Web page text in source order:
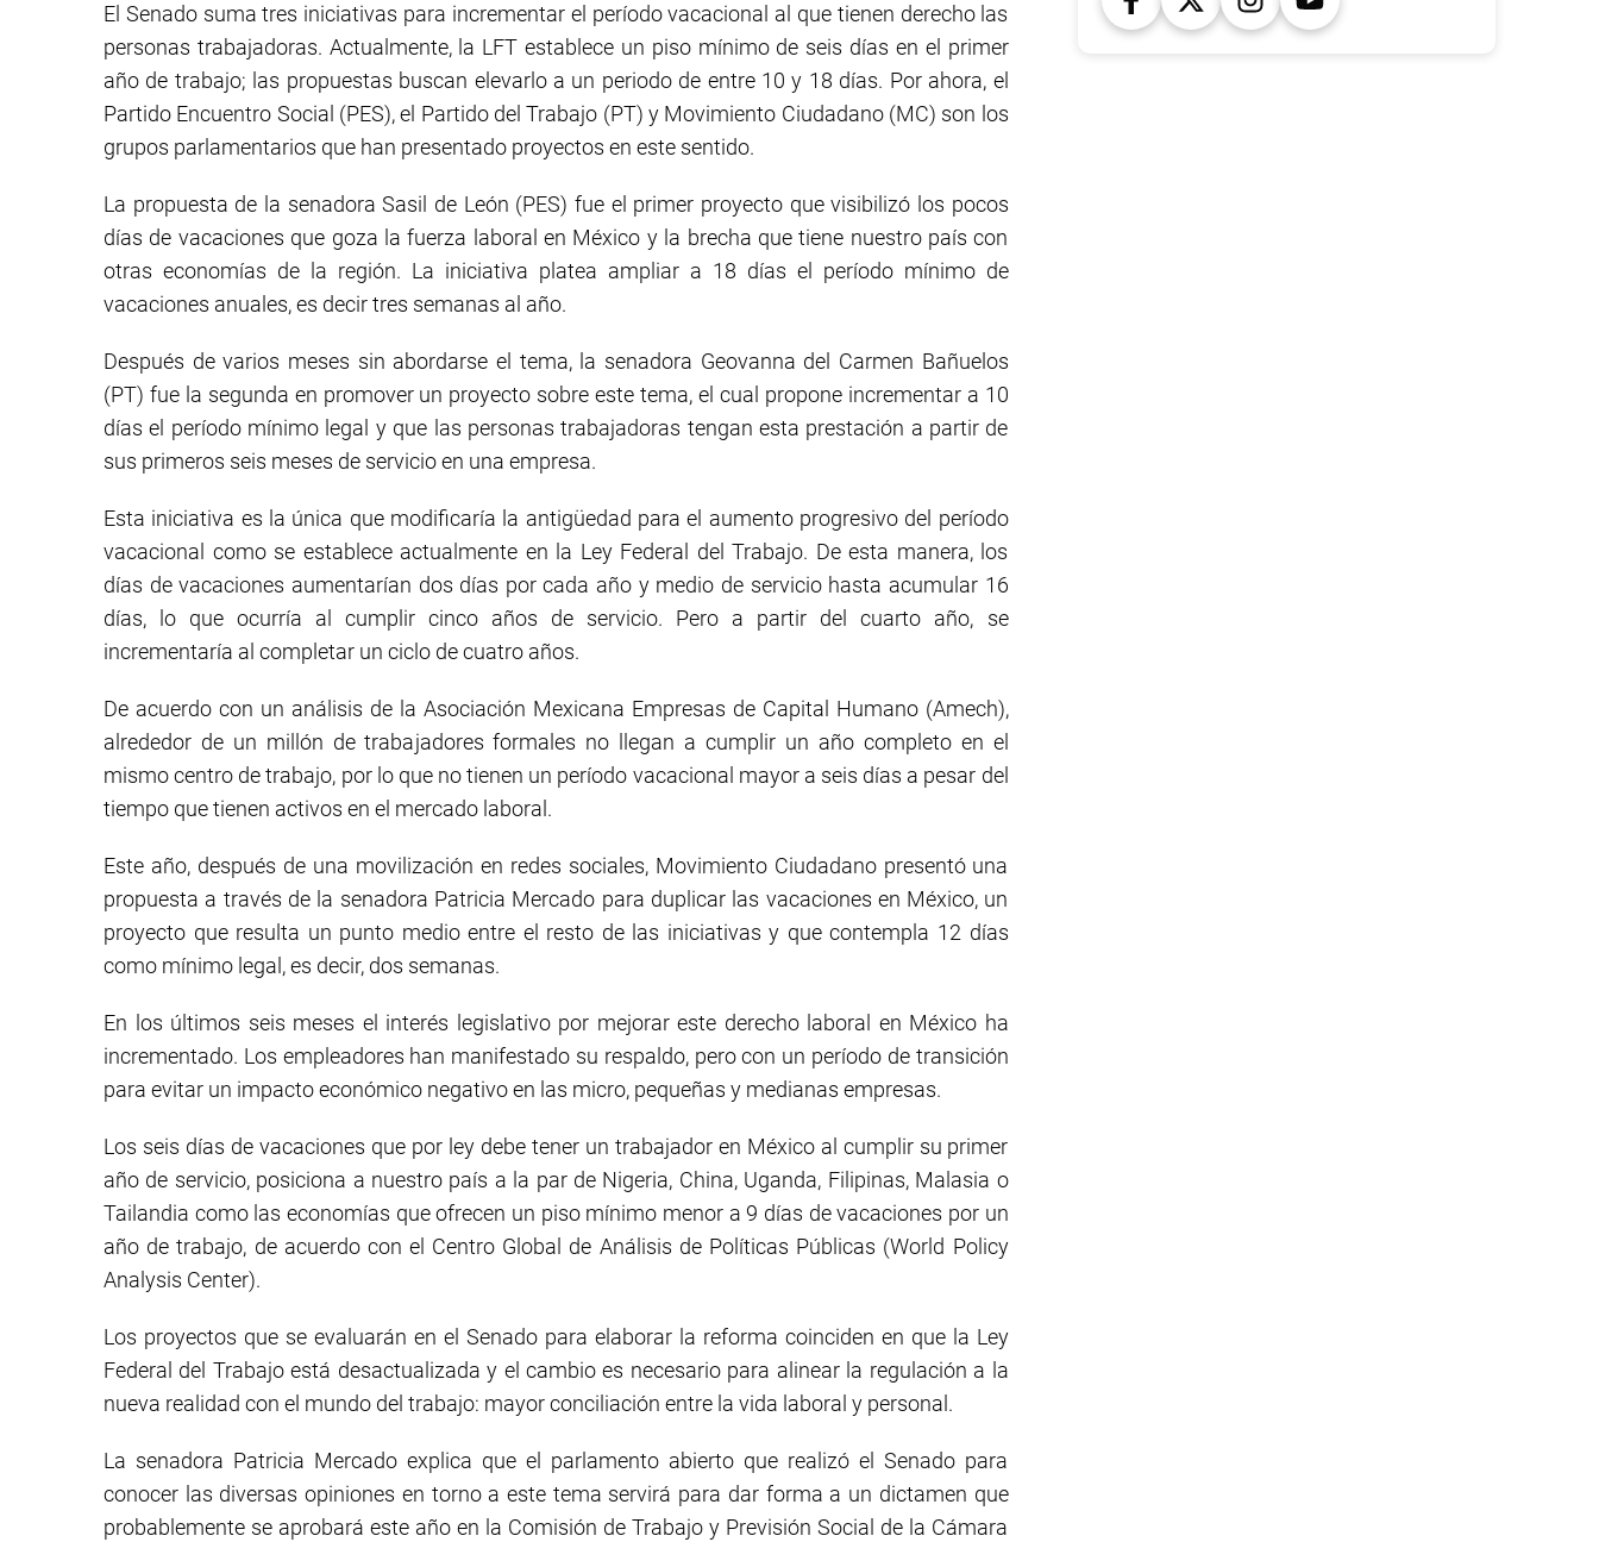
El Senado suma tres iniciativas para incrementar el período vacacional al que tienen derecho las
personas trabajadoras. Actualmente, la LFT establece un piso mínimo de seis días en el primer
año de trabajo; las propuestas buscan elevarlo a un periodo de entre 10 y 18 días. Por ahora, el
Partido Encuentro Social (PES), el Partido del Trabajo (PT) y Movimiento Ciudadano (MC) son los
grupos parlamentarios que han presentado proyectos en este sentido.
La propuesta de la senadora Sasil de León (PES) fue el primer proyecto que visibilizó los pocos
días de vacaciones que goza la fuerza laboral en México y la brecha que tiene nuestro país con
otras economías de la región. La iniciativa platea ampliar a 18 días el período mínimo de
vacaciones anuales, es decir tres semanas al año.
Después de varios meses sin abordarse el tema, la senadora Geovanna del Carmen Bañuelos
(PT) fue la segunda en promover un proyecto sobre este tema, el cual propone incrementar a 10
días el período mínimo legal y que las personas trabajadoras tengan esta prestación a partir de
sus primeros seis meses de servicio en una empresa.
Esta iniciativa es la única que modificaría la antigüedad para el aumento progresivo del período
vacacional como se establece actualmente en la Ley Federal del Trabajo. De esta manera, los
días de vacaciones aumentarían dos días por cada año y medio de servicio hasta acumular 16
días, lo que ocurría al cumplir cinco años de servicio. Pero a partir del cuarto año, se
incrementaría al completar un ciclo de cuatro años.
De acuerdo con un análisis de la Asociación Mexicana Empresas de Capital Humano (Amech),
alrededor de un millón de trabajadores formales no llegan a cumplir un año completo en el
mismo centro de trabajo, por lo que no tienen un período vacacional mayor a seis días a pesar del
tiempo que tienen activos en el mercado laboral.
Este año, después de una movilización en redes sociales, Movimiento Ciudadano presentó una
propuesta a través de la senadora Patricia Mercado para duplicar las vacaciones en México, un
proyecto que resulta un punto medio entre el resto de las iniciativas y que contempla 12 días
como mínimo legal, es decir, dos semanas.
En los últimos seis meses el interés legislativo por mejorar este derecho laboral en México ha
incrementado. Los empleadores han manifestado su respaldo, pero con un período de transición
para evitar un impacto económico negativo en las micro, pequeñas y medianas empresas.
Los seis días de vacaciones que por ley debe tener un trabajador en México al cumplir su primer
año de servicio, posiciona a nuestro país a la par de Nigeria, China, Uganda, Filipinas, Malasia o
Tailandia como las economías que ofrecen un piso mínimo menor a 9 días de vacaciones por un
año de trabajo, de acuerdo con el Centro Global de Análisis de Políticas Públicas (World Policy
Analysis Center).
Los proyectos que se evaluarán en el Senado para elaborar la reforma coinciden en que la Ley
Federal del Trabajo está desactualizada y el cambio es necesario para alinear la regulación a la
nueva realidad con el mundo del trabajo: mayor conciliación entre la vida laboral y personal.
La senadora Patricia Mercado explica que el parlamento abierto que realizó el Senado para
conocer las diversas opiniones en torno a este tema servirá para dar forma a un dictamen que
probablemente se aprobará este año en la Comisión de Trabajo y Previsión Social de la Cámara